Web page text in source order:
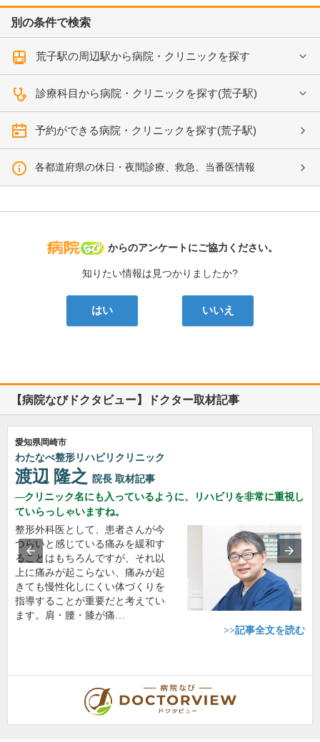
別の条件で検索
荒子駅の周辺駅から病院・クリニックを探す
診療科目から病院・クリニックを探す(荒子駅)
予約ができる病院・クリニックを探す(荒子駅)
各都道府県の休日・夜間診療、救急、当番医情報
病院なび
からのアンケートにご協力ください。
知りたい情報は見つかりましたか?
はい いいえ
【病院なびドクタビュー】ドクター取材記事
愛知県岡崎市
わたなべ整形リハビリクリニック
渡辺 隆之 院長 取材記事
クリニック名にも入っているように、リハビリを非常に重視し
ていらっしゃいますね。
整形外科医として、患者さんが今
つらいと感じている痛みを緩和す
ることはもちろんですが、それ以
上に痛みが起こらない、痛みが起
きても慢性化しにくい体づくりを
指導することが重要だと考えてい
ます。肩・腰・膝が痛…
>>記事全文を読む